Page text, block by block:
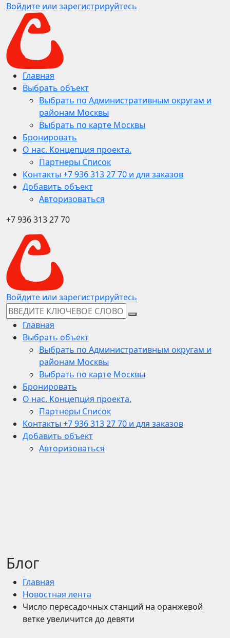
Войдите или зарегистрируйтесь
Главная
Выбрать объект
Выбрать по Административным округам и
районам Москвы
Выбрать по карте Москвы
Бронировать
О нас. Концепция проекта.
Партнеры Список
Контакты +7 936 313 27 70 и для заказов
Добавить объект
Авторизоваться
+7 936 313 27 70
Войдите или зарегистрируйтесь
Главная
Выбрать объект
Выбрать по Административным округам и
районам Москвы
Выбрать по карте Москвы
Бронировать
О нас. Концепция проекта.
Партнеры Список
Контакты +7 936 313 27 70 и для заказов
Добавить объект
Авторизоваться
Блог
Главная
Новостная лента
Число пересадочных станций на оранжевой
ветке увеличится до девяти